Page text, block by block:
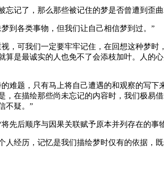
记了，那么那些被记住的梦是否曾遭到歪曲
到各类事物，但我们让自己相信梦到过。”
，可我们一定要牢牢记住，在回想这种梦时
是最诚实的人也免不了会添枝加叶。人的
难题，只有马上将自己遭遇的和观察的写下
，在描绘那些尚未忘记的内容时，我们极
不疑。”
先后顺序与因果关联赋予原本并列存在的事
经历，记忆是我们描绘梦时仅有的依据，